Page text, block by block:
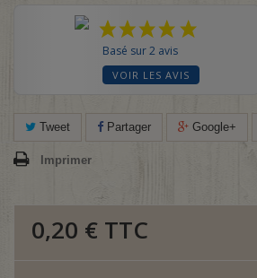
Basé sur 2 avis
VOIR LES AVIS
Tweet Partager Google+
Imprimer
0,20 € TTC